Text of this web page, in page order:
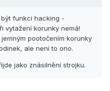
funkci hacking -
vytažení korunky nemá!
pootočením korunky
ale není to ono.
jako znásilnění strojku.